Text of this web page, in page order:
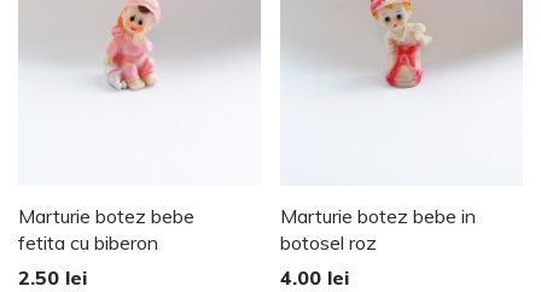
Marturie botez bebe
fetita cu biberon
2.50 lei
Marturie botez bebe in
botosel roz
4.00 lei